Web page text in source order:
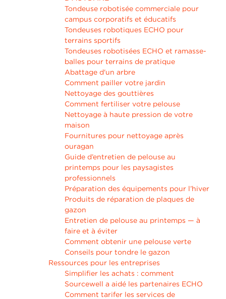
Tondeuse robotisée commerciale pour
campus corporatifs et éducatifs
Tondeuses robotiques ECHO pour
terrains sportifs
Tondeuses robotisées ECHO et ramasse-
balles pour terrains de pratique
Abattage d'un arbre
Comment pailler votre jardin
Nettoyage des gouttières
Comment fertiliser votre pelouse
Nettoyage à haute pression de votre
maison
Fournitures pour nettoyage après
ouragan
Guide d’entretien de pelouse au
printemps pour les paysagistes
professionnels
Préparation des équipements pour l’hiver
Produits de réparation de plaques de
gazon
Entretien de pelouse au printemps — à
faire et à éviter
Comment obtenir une pelouse verte
Conseils pour tondre le gazon
Ressources pour les entreprises
Simplifier les achats : comment
Sourcewell a aidé les partenaires ECHO
Comment tarifer les services de